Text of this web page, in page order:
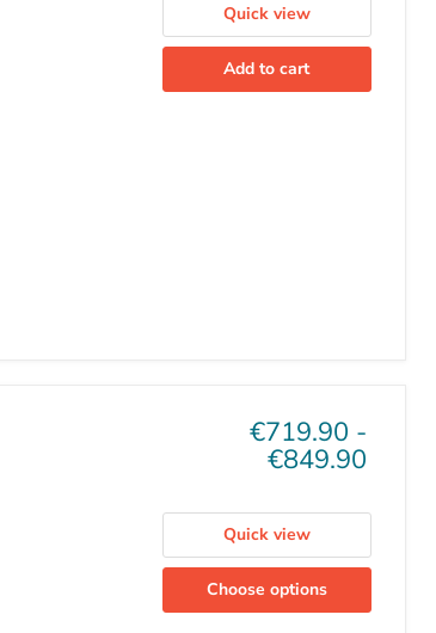
Quick view
Add to cart
€719.90 -
€849.90
Quick view
Choose options